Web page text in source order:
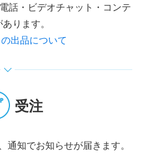
話・ビデオチャット・コンテ
ります。
出品について
受注
知でお知らせが届きます。